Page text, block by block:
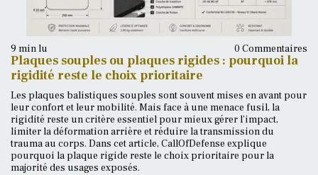
9 min lu 0 Commentaires
Plaques souples ou plaques rigides : pourquoi la
rigidité reste le choix prioritaire
Les plaques balistiques souples sont souvent mises en avant pour
leur confort et leur mobilité. Mais face à une menace fusil, la
rigidité reste un critère essentiel pour mieux gérer l’impact,
limiter la déformation arrière et réduire la transmission du
trauma au corps. Dans cet article, CallOfDefense explique
pourquoi la plaque rigide reste le choix prioritaire pour la
majorité des usages exposés.